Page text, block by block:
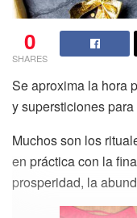
0
SHARES
Se aproxima la hora
y supersticiones
Muchos son los
en práctica con la
prosperidad, la